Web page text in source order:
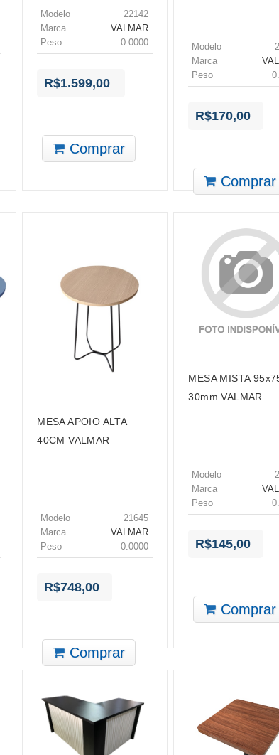
Modelo
22142
Marca
VALMAR
Peso
0.0000
R$1.599,00
Comprar
Modelo
Marca
Peso
R$170,00
Comprar
MESA APOIO ALTA
40CM VALMAR
Modelo
21645
Marca
VALMAR
Peso
0.0000
R$748,00
Comprar
MESA MISTA
30mm VALMAR
Modelo
Marca
Peso
R$145,00
Comprar